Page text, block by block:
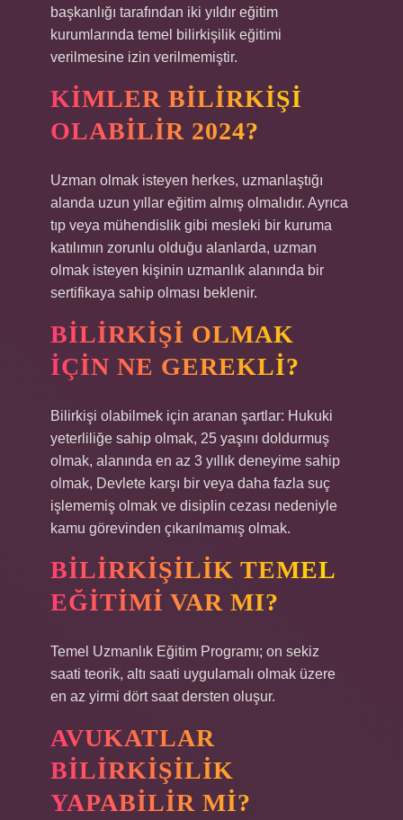
başkanlığı tarafından iki yıldır eğitim
kurumlarında temel bilirkişilik eğitimi
verilmesine izin verilmemiştir.
KIMLER BILIRKIŞI
OLABILIR 2024?
Uzman olmak isteyen herkes, uzmanlaştığı
alanda uzun yıllar eğitim almış olmalıdır. Ayrıca
tıp veya mühendislik gibi mesleki bir kuruma
katılımın zorunlu olduğu alanlarda, uzman
olmak isteyen kişinin uzmanlık alanında bir
sertifikaya sahip olması beklenir.
BILIRKIŞI OLMAK
IÇIN NE GEREKLI?
Bilirkişi olabilmek için aranan şartlar: Hukuki
yeterliliğe sahip olmak, 25 yaşını doldurmuş
olmak, alanında en az 3 yıllık deneyime sahip
olmak, Devlete karşı bir veya daha fazla suç
işlememiş olmak ve disiplin cezası nedeniyle
kamu görevinden çıkarılmamış olmak.
BILIRKIŞILIK TEMEL
EĞITIMI VAR MI?
Temel Uzmanlık Eğitim Programı; on sekiz
saati teorik, altı saati uygulamalı olmak üzere
en az yirmi dört saat dersten oluşur.
AVUKATLAR
BILIRKIŞILIK
YAPABILIR MI?